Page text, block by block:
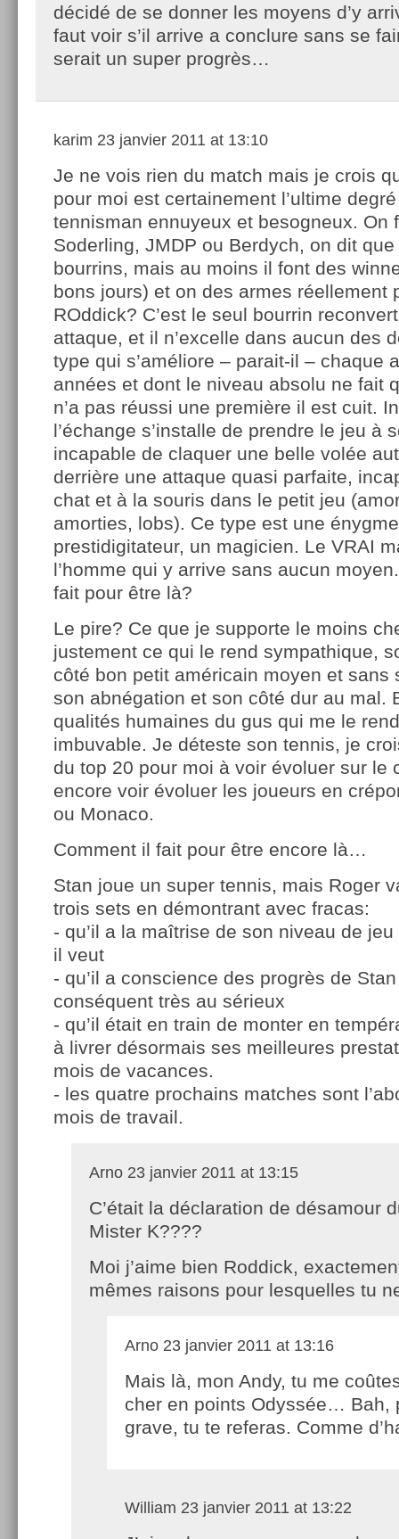
décidé de se donner les moyens d’y
faut voir s’il arrive a conclure sans se
serait un super progrès…
karim 23 janvier 2011 at 13:10
Je ne vois rien du match mais je crois
pour moi est certainement l’ultime
tennisman ennuyeux et besogneux. On
Soderling, JMDP ou Berdych, on dit
bourrins, mais au moins il font des
bons jours) et on des armes réellement
ROddick? C’est le seul bourrin
attaque, et il n’excelle dans aucun des
type qui s’améliore – parait-il – chaque
années et dont le niveau absolu ne fait
n’a pas réussi une première il est cuit.
l’échange s’installe de prendre le jeu à
incapable de claquer une belle volée
derrière une attaque quasi parfaite,
chat et à la souris dans le petit jeu
amorties, lobs). Ce type est une
prestidigitateur, un magicien. Le VRAI
l’homme qui y arrive sans aucun
fait pour être là?
Le pire? Ce que je supporte le moins
justement ce qui le rend sympathique,
côté bon petit américain moyen et sans
son abnégation et son côté dur au mal.
qualités humaines du gus qui me le
imbuvable. Je déteste son tennis, je
du top 20 pour moi à voir évoluer sur le
encore voir évoluer les joueurs en
ou Monaco.
Comment il fait pour être encore là…
Stan joue un super tennis, mais Roger
trois sets en démontrant avec fracas:
- qu’il a la maîtrise de son niveau de
il veut
- qu’il a conscience des progrès de
conséquent très au sérieux
- qu’il était en train de monter en
à livrer désormais ses meilleures
mois de vacances.
- les quatre prochains matches sont
mois de travail.
Arno 23 janvier 2011 at 13:15
C’était la déclaration de désamour
Mister K????
Moi j’aime bien Roddick,
mêmes raisons pour lesquelles tu
Arno 23 janvier 2011 at 13:16
Mais là, mon Andy, tu me
cher en points Odyssée… Bah,
grave, tu te referas. Comme
William 23 janvier 2011 at 13:22